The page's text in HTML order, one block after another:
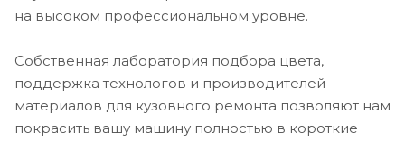
на высоком профессиональном уровне.
Собственная лаборатория подбора цвета,
поддержка технологов и производителей
материалов для кузовного ремонта позволяют нам
покрасить вашу машину полностью в короткие